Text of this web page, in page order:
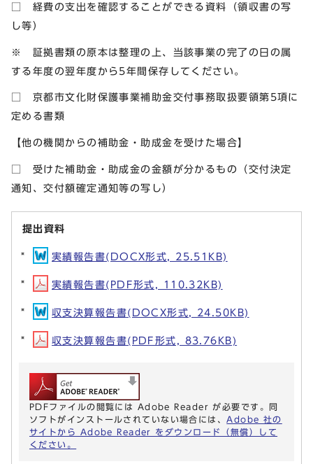
□ 経費の支出を確認することができる資料（領収書の写
し等）
※ 証拠書類の原本は整理の上、当該事業の完了の日の属
する年度の翌年度から5年間保存してください。
□ 京都市文化財保護事業補助金交付事務取扱要領第5項に
定める書類
【他の機関からの補助金・助成金を受けた場合】
□ 受けた補助金・助成金の金額が分かるもの（交付決定
通知、交付額確定通知等の写し）
提出資料
実績報告書(DOCX形式, 25.51KB)
実績報告書(PDF形式, 110.32KB)
収支決算報告書(DOCX形式, 24.50KB)
収支決算報告書(PDF形式, 83.76KB)
PDFファイルの閲覧には Adobe Reader が必要です。同
ソフトがインストールされていない場合には、 Adobe 社の
サイトから Adobe Reader をダウンロード（無償）して
ください。